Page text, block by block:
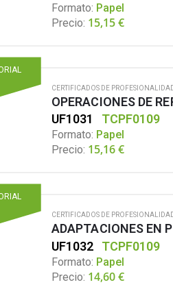
Formato: Papel
Precio: 15,15€
CERTIFICADOS DE
OPERACIONES DE
UF1031
TCPF0109
Formato: Papel
Precio: 15,16€
CERTIFICADOS DE
ADAPTACIONES EN
UF1032
TCPF0109
Formato: Papel
Precio: 14,60€